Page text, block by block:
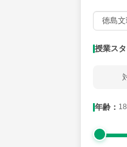
授業ス
年齢： 18
所属大学